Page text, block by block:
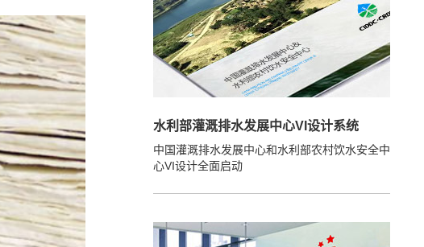
水利部灌溉排水发展中心VI设计系统
中国灌溉排水发展中心和水利部农村饮水安全中
心VI设计全面启动